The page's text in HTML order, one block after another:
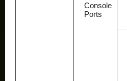
Console
Ports